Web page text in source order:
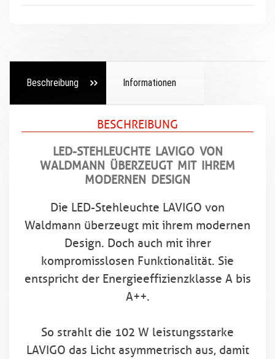
Beschreibung Informationen
BESCHREIBUNG
LED-STEHLEUCHTE LAVIGO VON
WALDMANN ÜBERZEUGT MIT IHREM
MODERNEN DESIGN
Die LED-Stehleuchte LAVIGO von
Waldmann überzeugt mit ihrem modernen
Design. Doch auch mit ihrer
kompromisslosen Funktionalität. Sie
entspricht der Energieeffizienzklasse A bis
A++.
So strahlt die 102 W leistungsstarke
LAVIGO das Licht asymmetrisch aus, damit